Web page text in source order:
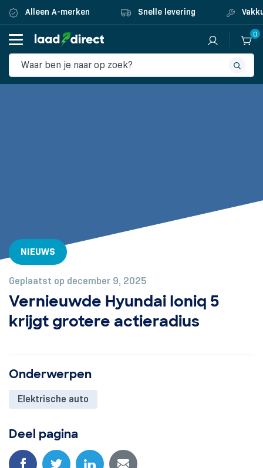
Alleen A-merken Snelle levering
0
NIEUWS
Geplaatst op december 9, 2025
Vernieuwde Hyundai Ioniq 5
krijgt grotere actieradius
Onderwerpen
Elektrische auto
Deel pagina